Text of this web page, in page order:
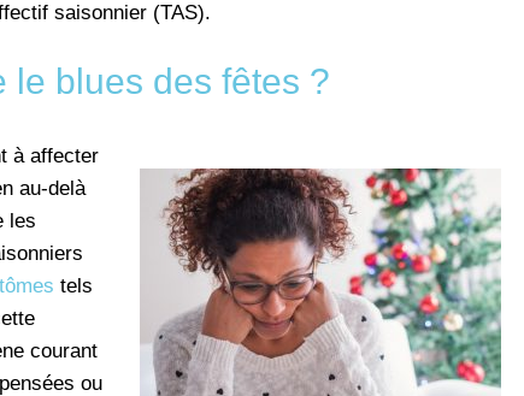
saisonnier (TAS).
le blues des fêtes ?
à affecter
au-delà
les
tels
courant
ou